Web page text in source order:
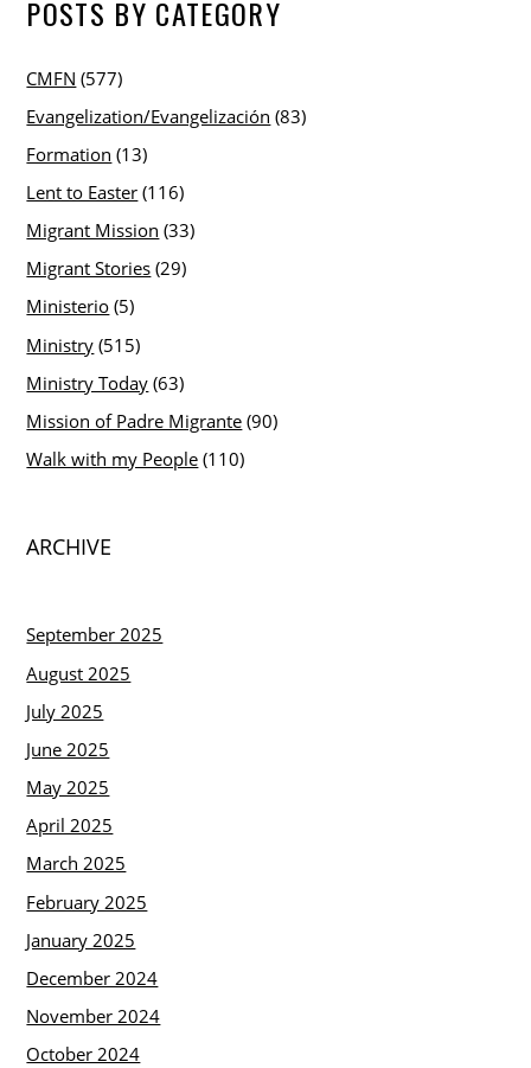
POSTS BY CATEGORY
CMFN (577)
Evangelization/Evangelización (83)
Formation (13)
Lent to Easter (116)
Migrant Mission (33)
Migrant Stories (29)
Ministerio (5)
Ministry (515)
Ministry Today (63)
Mission of Padre Migrante (90)
Walk with my People (110)
ARCHIVE
September 2025
August 2025
July 2025
June 2025
May 2025
April 2025
March 2025
February 2025
January 2025
December 2024
November 2024
October 2024